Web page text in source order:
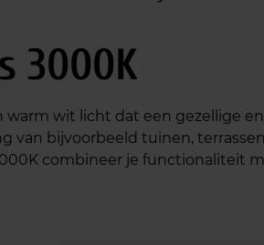
3000K
warm wit licht dat een gezellige
van bijvoorbeeld tuinen,
combineer je functionaliteit